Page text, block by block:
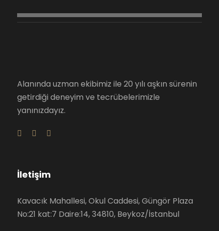
Alanında uzman ekibimiz ile 20 yılı aşkın sürenin
getirdiği deneyim ve tecrübelerimizle
yanınızdayız.
İletişim
Kavacık Mahallesi, Okul Caddesi, Güngör Plaza
No:21 kat:7 Daire:14, 34810, Beykoz/İstanbul